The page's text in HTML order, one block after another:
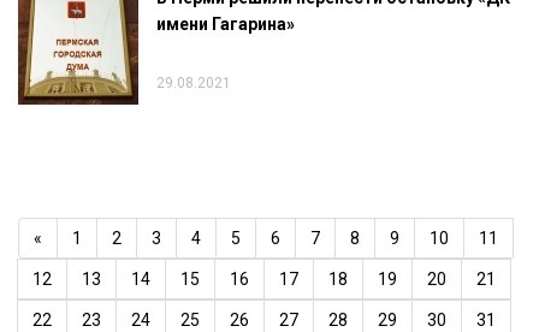
имени Гагарина»
29.08.2021
« 1 2 3 4 5 6 7 8 9 10 11
12 13 14 15 16 17 18 19 20 21
22 23 24 25 26 27 28 29 30 31